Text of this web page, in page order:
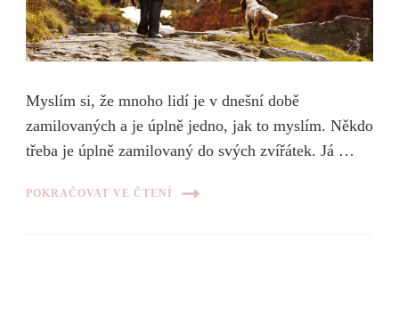
Myslím si, že mnoho lidí je v dnešní době
zamilovaných a je úplně jedno, jak to myslím. Někdo
třeba je úplně zamilovaný do svých zvířátek. Já …
POKRAČOVAT VE ČTENÍ